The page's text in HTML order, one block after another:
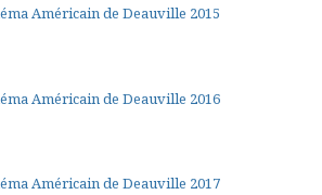
Américain de Deauville 2015
Américain de Deauville 2016
Américain de Deauville 2017